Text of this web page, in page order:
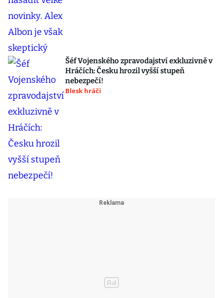
Šéf Vojenského zpravodajství exkluzivně v
Hráčích: Česku hrozil vyšší stupeň
nebezpečí!
Blesk hráči